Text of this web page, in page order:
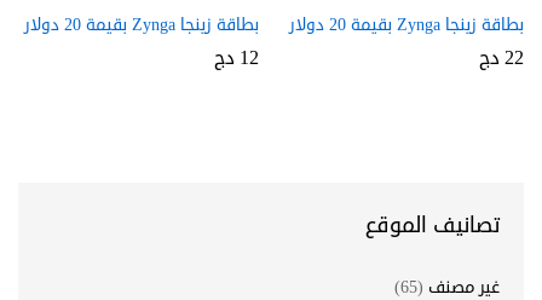
بطاقة زينجا Zynga بقيمة 20 دولار
12 دج
بطاقة زينجا Zynga بقيمة 20 دولار
22دج
تصانيف الموقع
غير مصنف (65)